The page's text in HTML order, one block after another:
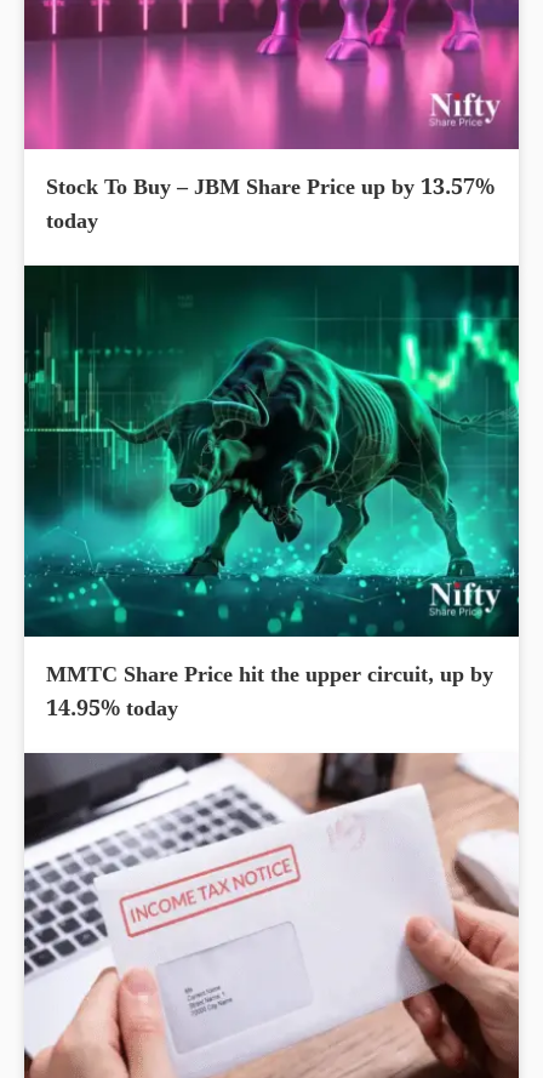
Stock To Buy – JBM Share Price up by 13.57%
today
MMTC Share Price hit the upper circuit, up by
14.95% today